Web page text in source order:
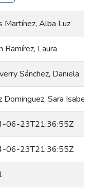
Martínez, Alba Luz
Ramírez, Laura
Sánchez, Daniela
Dominguez, Sara Isabel
06-23T21:36:55Z
06-23T21:36:55Z